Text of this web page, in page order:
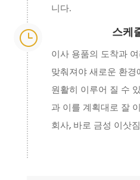
니다.
} 스케
이사 용품의 도착과
맞춰져야 새로운 환
원활히 이루어 질 수
과 이를 계획대로 잘
회사, 바로 금성 이삿